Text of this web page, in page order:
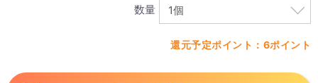
数量
還元予定ポイント：6ポイント